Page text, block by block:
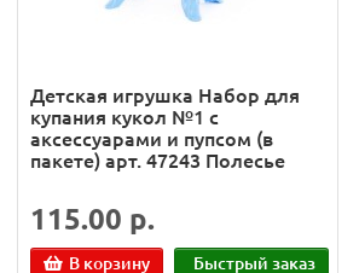
Детская игрушка Набор для
купания кукол №1 с
аксессуарами и пупсом (в
пакете) арт. 47243 Полесье
115.00 р.
В корзину Быстрый заказ